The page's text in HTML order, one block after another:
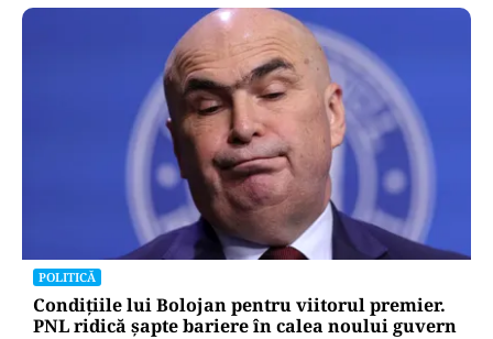
POLITICĂ
Condițiile lui Bolojan pentru viitorul premier.
PNL ridică șapte bariere în calea noului guvern